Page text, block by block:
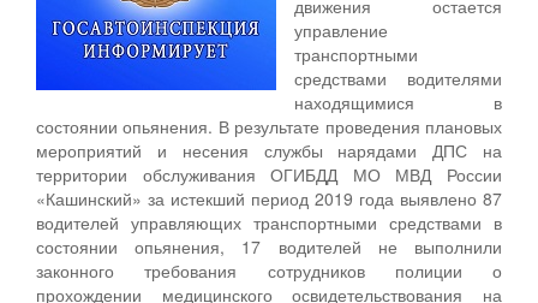
движения остается
управление
транспортными
средствами водителями
находящимися в
состоянии опьянения. В результате проведения плановых
мероприятий и несения службы нарядами ДПС на
территории обслуживания ОГИБДД МО МВД России
«Кашинский» за истекший период 2019 года выявлено 87
водителей управляющих транспортными средствами в
состоянии опьянения, 17 водителей не выполнили
законного требования сотрудников полиции о
прохождении медицинского освидетельствования на